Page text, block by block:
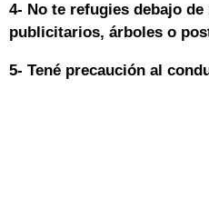
4- No te refugies debajo
publicitarios, árboles o
5- Tené precaución al